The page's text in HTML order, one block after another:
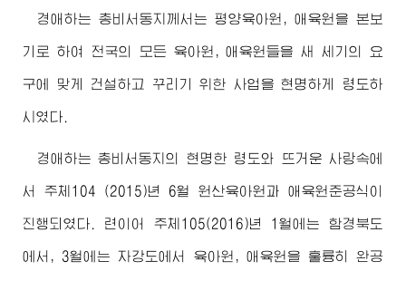
경애하는 총비서동지 께서는 평양육아원, 애육원을 본보
기로 하여 전국의 모든 육아원, 애육원들을 새 세기의 요
구에 맞게 건설하고 꾸리기 위한 사업을 현명하게 령도하
시였다.
경애하는 총비서동지의 현명한 령도와 뜨거운 사랑속에
서 주체104 (2015)년 6월 원산육아원과 애육원준공식이
진행되였다. 련이어 주체105(2016)년 1월에는 함경북도
에서, 3월에는 자강도에서 육아원, 애육원을 훌륭히 완공